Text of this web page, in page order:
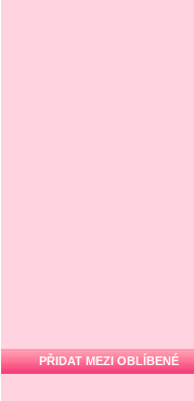
PŘIDAT MEZI OBLÍBENÉ